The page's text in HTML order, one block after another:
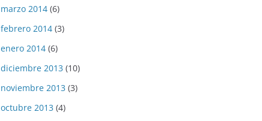
marzo 2014 (6)
febrero 2014 (3)
enero 2014 (6)
diciembre 2013 (10)
noviembre 2013 (3)
octubre 2013 (4)